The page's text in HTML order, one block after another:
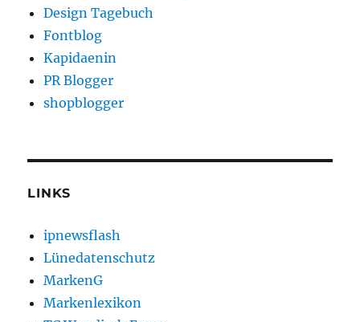
Design Tagebuch
Fontblog
Kapidaenin
PR Blogger
shopblogger
LINKS
ipnewsflash
Lünedatenschutz
MarkenG
Markenlexikon